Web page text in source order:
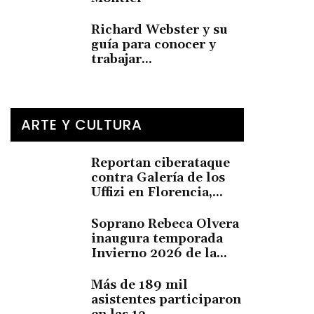
Richard Webster y su
guía para conocer y
trabajar...
ARTE Y CULTURA
Reportan ciberataque
contra Galería de los
Uffizi en Florencia,...
Soprano Rebeca Olvera
inaugura temporada
Invierno 2026 de la...
Más de 189 mil
asistentes participaron